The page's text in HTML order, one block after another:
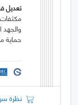
تعديل
مكثفات
حماية
نظرة